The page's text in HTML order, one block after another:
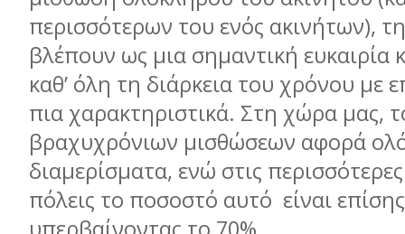
περισσότερων του ενός ακινήτων),
βλέπουν ως μια σημαντική ευκαιρία
καθ’ όλη τη διάρκεια του χρόνου με
πια χαρακτηριστικά. Στη χώρα μας,
βραχυχρόνιων μισθώσεων αφορά
διαμερίσματα, ενώ στις
πόλεις το ποσοστό αυτό είναι